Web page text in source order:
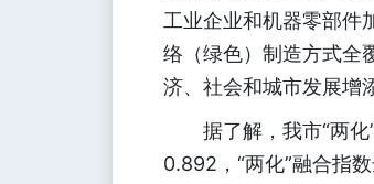
工业企业和机器零部件
络（绿色）制造方式全
济、社会和城市发展增
据了解，我市“两化”
0.892，“两化”融合指